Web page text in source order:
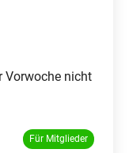
Vorwoche nicht
Für Mitglieder